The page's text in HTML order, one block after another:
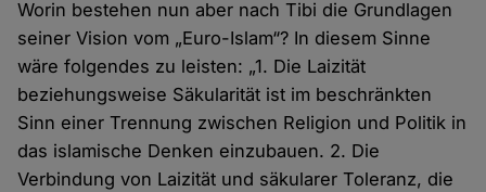
Worin bestehen nun aber nach Tibi die Grundlagen
seiner Vision vom „Euro-Islam“? In diesem Sinne
wäre folgendes zu leisten: „1. Die Laizität
beziehungsweise Säkularität ist im beschränkten
Sinn einer Trennung zwischen Religion und Politik in
das islamische Denken einzubauen. 2. Die
Verbindung von Laizität und säkularer Toleranz, die